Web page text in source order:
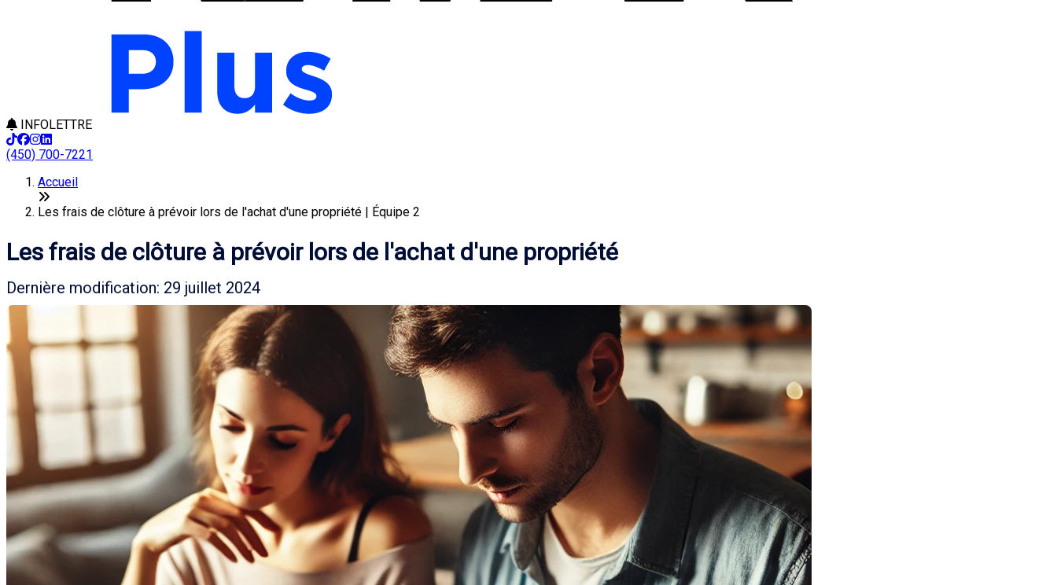
INFOLETTRE
(450) 700-7221
Accueil
Les frais de clôture à prévoir lors de l'achat d'une propriété | Équipe 2
Les frais de clôture à prévoir lors de l'achat d'une propriété
Dernière modification: 29 juillet 2024